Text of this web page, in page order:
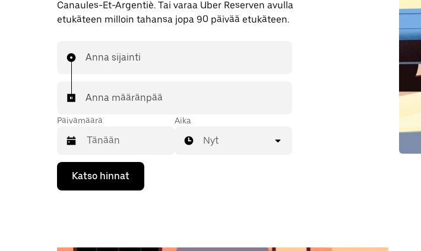
Canaules-Et-Argentiè. Tai varaa Uber Reserven avulla
etukäteen milloin tahansa jopa 90 päivää etukäteen.
Anna sijainti
Anna määränpää
Päivämäärä
Valitse
päivämäärä
kalenterissa
Aika
Nyt
Katso hinnat